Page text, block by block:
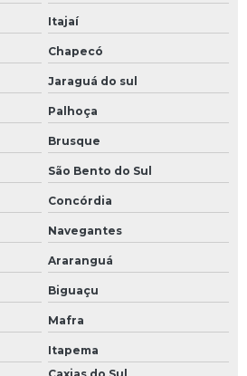
Itajaí
Chapecó
Jaraguá do sul
Palhoça
Brusque
São Bento do Sul
Concórdia
Navegantes
Araranguá
Biguaçu
Mafra
Itapema